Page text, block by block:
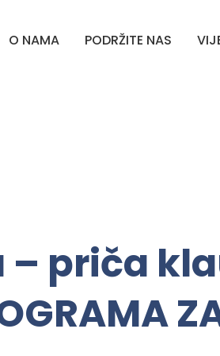
O NAMA PODRŽITE NAS
priča